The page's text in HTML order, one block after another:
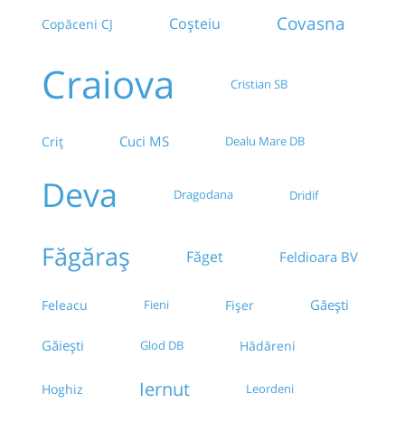
Copăceni CJ Coșteiu Covasna
Craiova Cristian SB
Criț Cuci MS Dealu Mare DB
Deva Dragodana Dridif
Făgăraș Făget Feldioara BV
Feleacu Fieni Fișer Găești
Găieşti Glod DB Hădăreni
Hoghiz Iernut Leordeni